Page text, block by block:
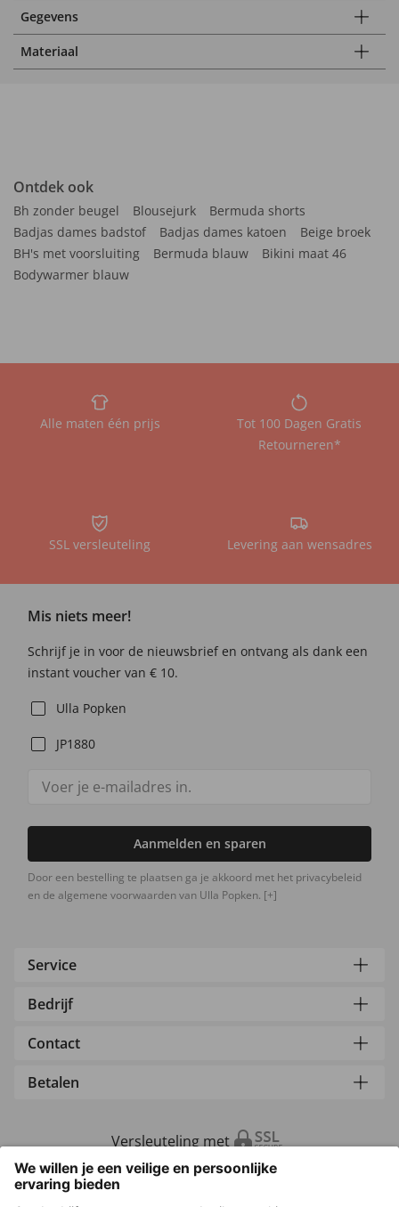
Gegevens
Materiaal
Ontdek ook
Bh zonder beugel Blousejurk
Bermuda shorts
Badjas dames badstof
Badjas dames katoen
Beige broek
BH's met voorsluiting
Bermuda blauw
Bikini maat 46
Bodywarmer blauw
Alle maten één prijs
Tot 100 Dagen Gratis
Retourneren*
SSL versleuteling Levering aan wensadres
Mis niets meer!
Schrijf je in voor de nieuwsbrief en ontvang als dank een
instant voucher van € 10.
Ulla Popken
JP1880
Aanmelden en sparen
Door een bestelling te plaatsen ga je akkoord met het privacybeleid
en de algemene voorwaarden van Ulla Popken. [+]
Service
Bedrijf
Contact
Betalen
Versleuteling met